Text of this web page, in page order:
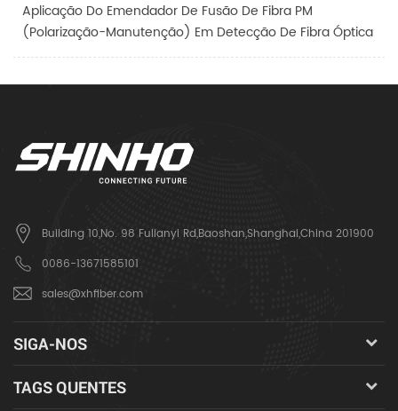
Aplicação Do Emendador De Fusão De Fibra PM
(Polarização-Manutenção) Em Detecção De Fibra Óptica
Building 10,No. 98 Fulianyi Rd,Baoshan,Shanghai,China 201900
0086-13671585101
sales@xhfiber.com
SIGA-NOS
TAGS QUENTES